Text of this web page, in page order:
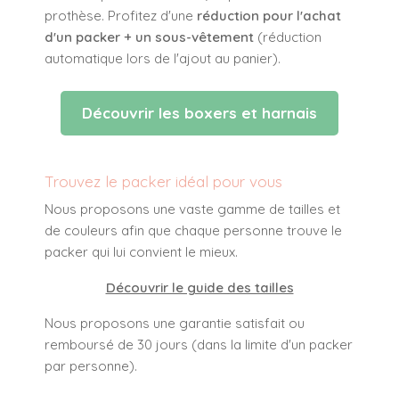
prothèse. Profitez d'une réduction pour l'achat
d'un packer + un sous-vêtement (réduction
automatique lors de l'ajout au panier).
Découvrir les boxers et harnais
Trouvez le packer idéal pour vous
Nous proposons une vaste gamme de tailles et
de couleurs afin que chaque personne trouve le
packer qui lui convient le mieux.
Découvrir le guide des tailles
Nous proposons une garantie satisfait ou
remboursé de 30 jours (dans la limite d'un packer
par personne).